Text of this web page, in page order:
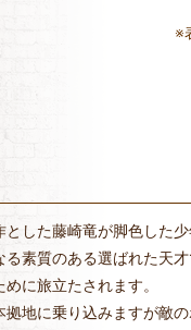
※
した藤崎竜が脚色した少
素質のある選ばれた天
に旅立たされます。
地に乗り込みますが敵